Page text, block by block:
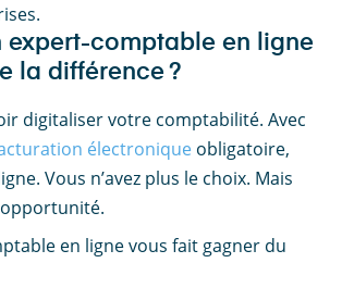
expert-comptable en ligne
la différence ?
digitaliser votre comptabilité. Avec
électronique obligatoire,
Vous n’avez plus le choix. Mais
en ligne vous fait gagner du